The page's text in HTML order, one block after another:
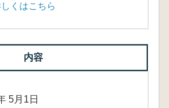
くはこちら
内容
5月1日